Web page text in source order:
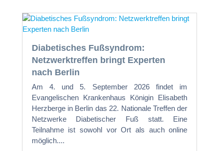
Diabetisches Fußsyndrom:
Netzwerktreffen bringt Experten
nach Berlin
Am 4. und 5. September 2026 findet im
Evangelischen Krankenhaus Königin Elisabeth
Herzberge in Berlin das 22. Nationale Treffen der
Netzwerke Diabetischer Fuß statt. Eine
Teilnahme ist sowohl vor Ort als auch online
möglich....